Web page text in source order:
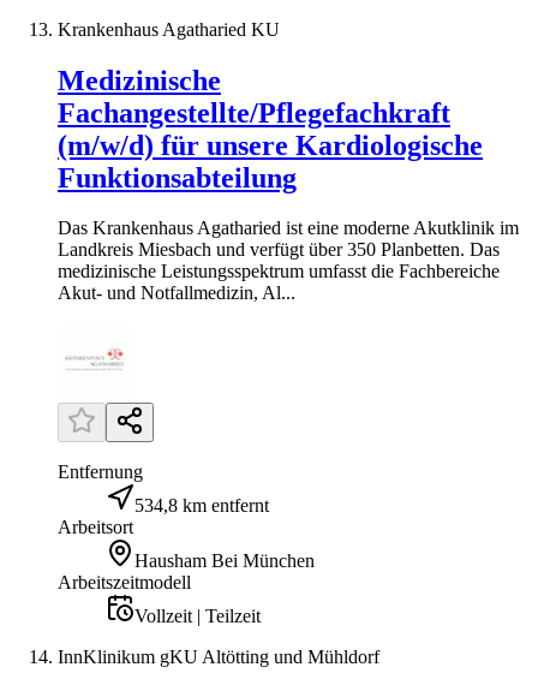
Krankenhaus Agatharied KU
Medizinische
Fachangestellte/Pflegefachkraft
(m/w/d) für unsere Kardiologische
Funktionsabteilung
Das Krankenhaus Agatharied ist eine moderne Akutklinik im
Landkreis Miesbach und verfügt über 350 Planbetten. Das
medizinische Leistungsspektrum umfasst die Fachbereiche
Akut- und Notfallmedizin, Al...
Entfernung
534,8 km entfernt
Arbeitsort
Hausham Bei München
Arbeitszeitmodell
Vollzeit | Teilzeit
InnKlinikum gKU Altötting und Mühldorf